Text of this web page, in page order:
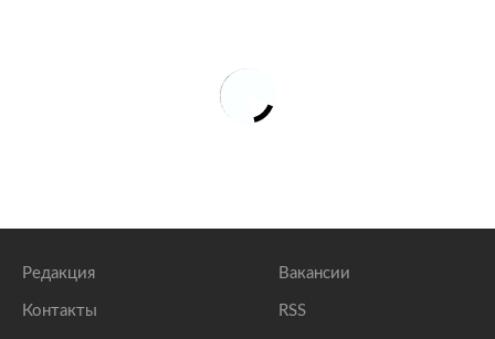
Редакция
Контакты
Вакансии
RSS